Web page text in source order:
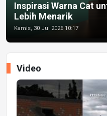
Inspirasi Warna Cat
Lebih Menarik
Kamis, 30 Jul 2026 10:17
Video